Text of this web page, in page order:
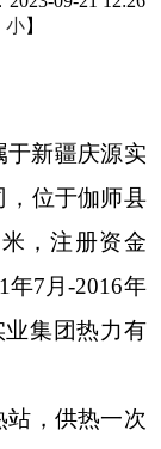
小】
于新疆庆源实
，位于伽师县
，注册资金
年7月-2016年
集团热力有
， 供热一次